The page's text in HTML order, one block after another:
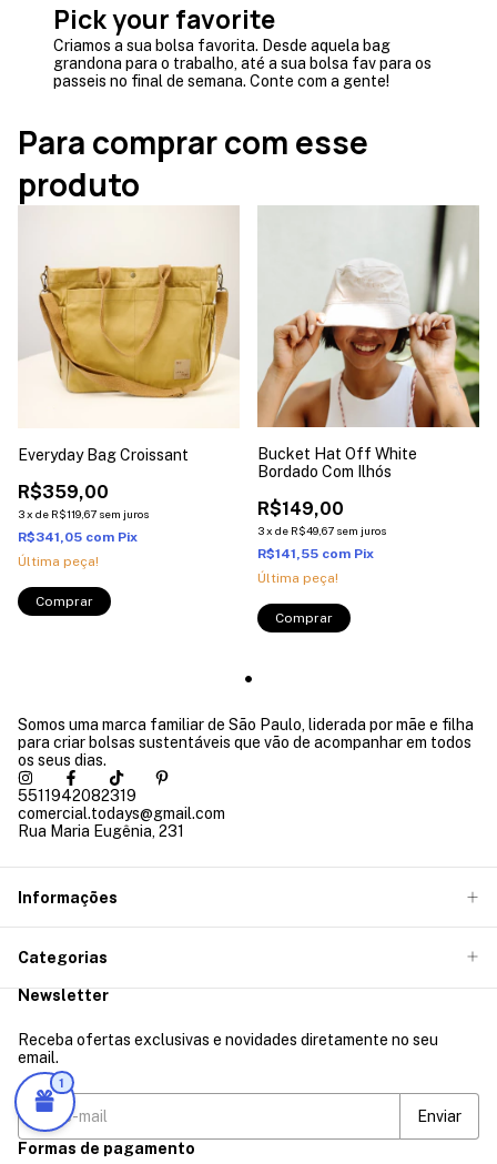
Pick your favorite
Criamos a sua bolsa favorita. Desde aquela bag
grandona para o trabalho, até a sua bolsa fav para os
passeis no final de semana. Conte com a gente!
Para comprar com esse
produto
Everyday Bag Croissant
R$359,00
3x de R$119,67 sem juros
R$341,05 com Pix
Última peça!
Bucket Hat Off White
Bordado Com Ilhós
R$149,00
3x de R$49,67 sem juros
R$141,55 com Pix
Última peça!
Somos uma marca familiar de São Paulo, liderada por mãe e filha
para criar bolsas sustentáveis que vão de acompanhar em todos
os seus dias.
5511942082319
comercial.todays@gmail.com
Rua Maria Eugênia, 231
Informações
Categorias
Newsletter
Receba ofertas exclusivas e novidades diretamente no seu
email.
Formas de pagamento
1